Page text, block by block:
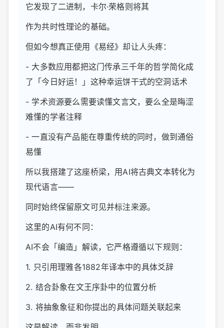
它发现了二进制，卡尔·荣格则将其
作为共时性理论的基础。
但如今想真正使用《易经》却让人头疼：
- 大多数应用都把这门传承三千年的哲学简化成
了「今日好运！」这种幸运饼干式的空洞话术
- 学术资源要么需要读懂文言文，要么全是晦涩
难懂的学者注释
- 一直没有产品能在尊重传统的同时，做到通俗
易懂
所以我搭建了这座桥梁，用AI将古典文本转化为
现代语言——
同时始终保留原文可见并标注来源。
这里的AI有何不同：
AI不会「编造」解读，它严格遵循以下规则：
1. 只引用理雅各1882年译本中的具体爻辞
2. 结合卦象在文王序卦中的位置分析
3. 将抽象象征和你提出的具体问题关联起来